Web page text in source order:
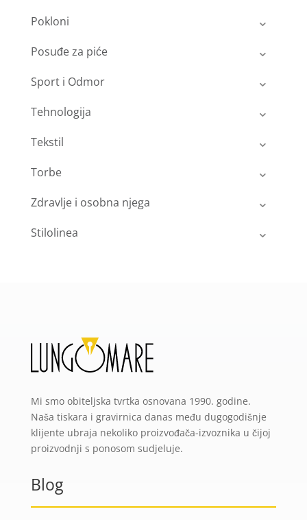
Pokloni
Posuđe za piće
Sport i Odmor
Tehnologija
Tekstil
Torbe
Zdravlje i osobna njega
Stilolinea
Mi smo obiteljska tvrtka osnovana 1990. godine.
Naša tiskara i gravirnica danas među dugogodišnje
klijente ubraja nekoliko proizvođača-izvoznika u čijoj
proizvodnji s ponosom sudjeluje.
Blog